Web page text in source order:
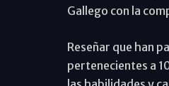
Gallego con la
Reseñar que han
pertenecientes a